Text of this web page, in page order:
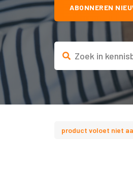
ABONNEREN
product voloet niet